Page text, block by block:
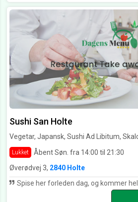
Sushi San Holte
Vegetar, Japansk, Sushi Ad Libitum,
Lukket Åbent Søn. fra 14:00 til 21:30
Øverødvej 3, 2840 Holte
Spise her forleden dag, og kommer